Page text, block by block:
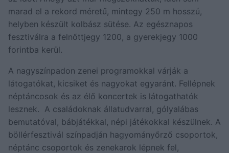
marad el a rekord méretű, mintegy 250 m hosszú,
helyben készült kolbász sütése. Az egésznapos
fesztiválra a felnőttjegy 1200, a gyerekjegy 1000
forintba kerül.
A nagyszínpadon zenei programokkal várják a
látogatókat, kicsiket és nagyokat egyaránt. Fellépnek
néptáncosok és az élő koncertek is látogathatók
lesznek. A családoknak állatudvarral, gólyalábas
bemutatóval, bábjátékkal, népi játékokkal készülnek. A
böllérfesztivál színpadján hagyományőrző csoportok,
néptánc csoportok és zenekarok lépnek fel,